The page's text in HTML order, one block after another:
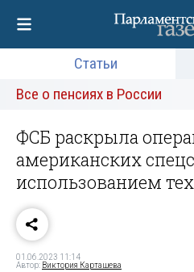
Статьи
Все о пенсиях в России
ФСБ раскрыла
американских
использованием
01.06.2023 11:14
Автор: Виктория Карташева